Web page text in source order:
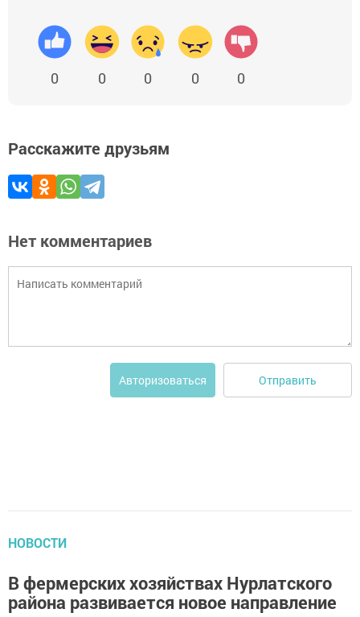
0 0 0 0 0
Расскажите друзьям
Нет комментариев
Авторизоваться Отправить
НОВОСТИ
В фермерских хозяйствах Нурлатского
района развивается новое направление